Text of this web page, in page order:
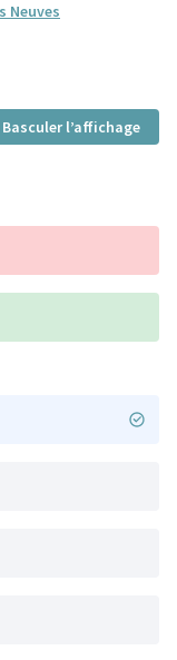
Neuves
Basculer l’affichage